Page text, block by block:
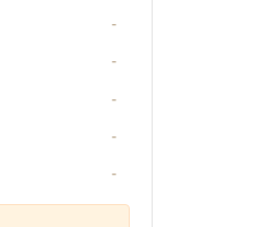
-
-
-
-
-